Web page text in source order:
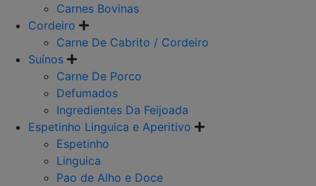
Carnes Bovinas
Cordeiro
Carne De Cabrito / Cordeiro
Suínos
Carne De Porco
Defumados
Ingredientes Da Feijoada
Espetinho Linguica e Aperitivo
Espetinho
Linguica
Pao de Alho e Doce